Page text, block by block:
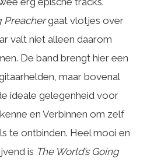
Preachergaat vlotjes over
valt niet alleen daarom
De band brengt hier een
maar bovenal
ideale gelegenheid voor
en Verbinnen om zelf
te ontbinden. Heel mooi en
is The World’s Going